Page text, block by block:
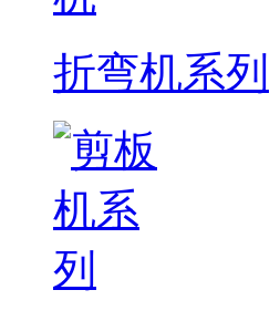
折弯机系列